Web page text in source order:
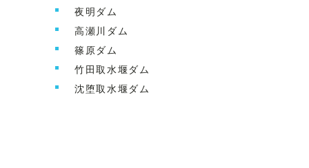
夜明ダム
高瀬川ダム
篠原ダム
竹田取水堰ダム
沈堕取水堰ダム